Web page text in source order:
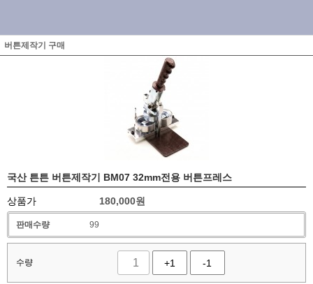
버튼제작기 구매
국산 튼튼 버튼제작기 BM07 32mm전용 버튼프레스
상품가 180,000원
판매수량 99
수량 +1 -1